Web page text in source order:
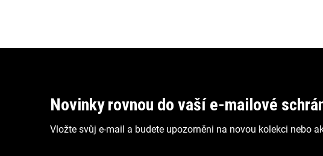
Novinky rovnou do vaší e-mailové
Vložte svůj e-mail a budete upozorněni na novou kolekci nebo